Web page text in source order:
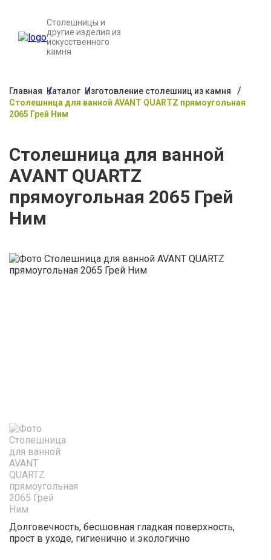
Столешницы и
другие изделия из
искусственного
камня
Главная Каталог Изготовление столешниц из камня
Столешница для ванной AVANT QUARTZ прямоугольная
2065 Грей Ним
Столешница для ванной
AVANT QUARTZ
прямоугольная 2065 Грей
Ним
Долговечность, бесшовная гладкая поверхность,
прост в уходе, гигиенично и экологично